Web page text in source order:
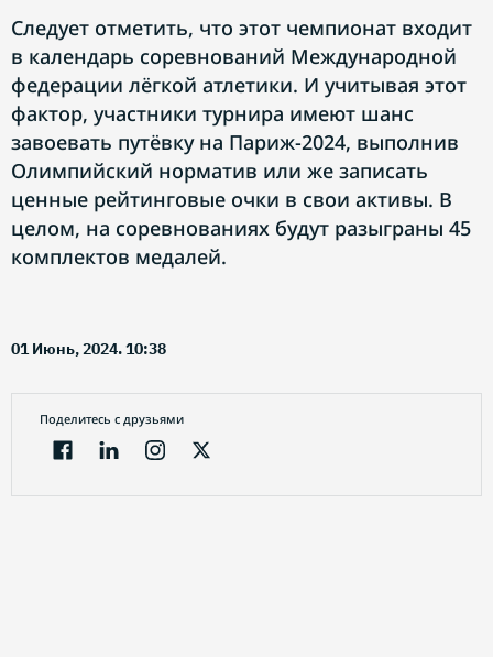
Следует отметить, что этот чемпионат входит
в календарь соревнований Международной
федерации лёгкой атлетики. И учитывая этот
фактор, участники турнира имеют шанс
завоевать путёвку на Париж-2024, выполнив
Олимпийский норматив или же записать
ценные рейтинговые очки в свои активы. В
целом, на соревнованиях будут разыграны 45
комплектов медалей.
01 Июнь, 2024. 10:38
Поделитесь с друзьями